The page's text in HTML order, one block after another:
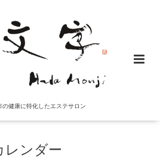
の健康に特化したエステサロン
レンダー